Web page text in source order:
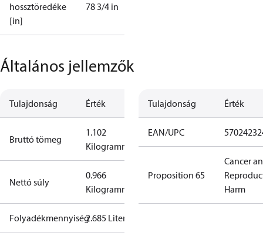
hossztöredéke
[in]
78 3/4 in
Általános jellemzők
Tulajdonság Érték
Bruttó tömeg
1.102
Kilogramm
Nettó súly
0.966
Kilogramm
Folyadékmennyiség2.685 Liter
Tulajdonság Érték
EAN/UPC
Proposition 65
Cancer
Harm